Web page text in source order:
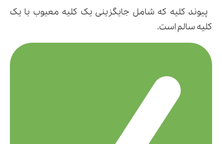
پیوند کلیه که شامل جایگزینی یک کلیه معیوب با یک
کلیه سالم است.